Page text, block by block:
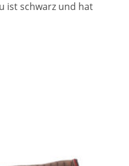
ist schwarz und hat